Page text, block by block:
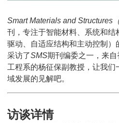
Smart Materials and Structures
刊，专注于智能材料、系统和结
驱动、自适应结构和主动控制）
采访了SMS期刊编委之一，来
工程系的杨征保副教授，让我们
域发展的见解吧。
访谈详情